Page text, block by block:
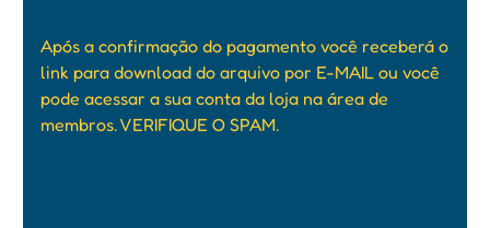
Após a confirmação do pagamento você receberá o
link para download do arquivo por E-MAIL ou você
pode acessar a sua conta da loja na área de
membros. VERIFIQUE O SPAM.